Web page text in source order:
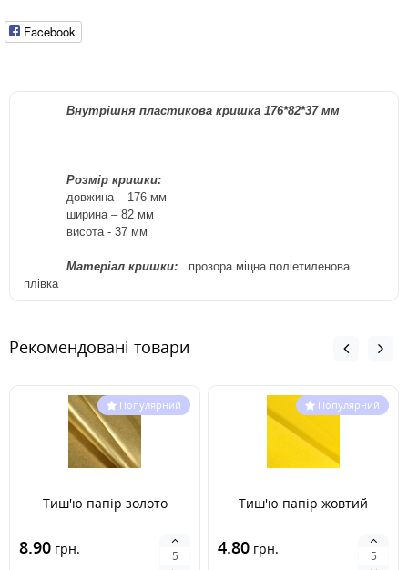
Facebook
Внутрішня пластикова кришка 176*82*37 мм
Розмір кришки:
довжина – 176 мм
ширина – 82 мм
висота - 37 мм
Матеріал кришки:
прозора міцна поліетиленова
плівка
Рекомендовані товари
Популярний
Тиш'ю папір золото
8.90 грн.
Популярний
Тиш'ю папір жовтий
4.80 грн.